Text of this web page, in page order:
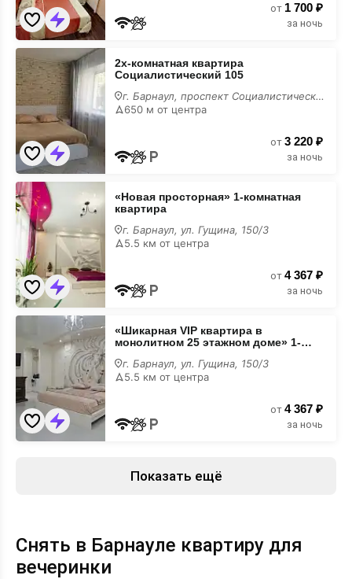
от 1 700 ₽
за ночь
2х-
комнатная
квартира
Социалистический
105
для
вечеринки
2х-комнатная квартира
Социалистический 105
г. Барнаул, проспект Социалистический, 105
650 м от центра
от 3 220 ₽
за ночь
«Новая
просторная»
1-
комнатная
квартира
для
вечеринки
«Новая просторная» 1-комнатная
квартира
г. Барнаул, ул. Гущина, 150/3
5.5 км от центра
от 4 367 ₽
за ночь
«Шикарная
квартира
в
монолитном
25
этажном
доме»
1-
комнатная
«Шикарная VIP квартира в
монолитном 25 этажном доме» 1-
г. Барнаул, ул. Гущина, 150/3
5.5 км от центра
от 4 367 ₽
за ночь
Показать ещё
Снять в Барнауле квартиру для
вечеринки